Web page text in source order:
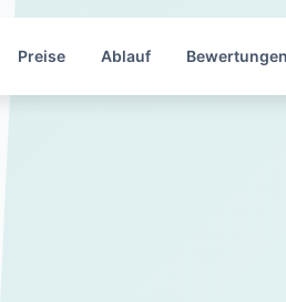
Preise Ablauf Bewertungen